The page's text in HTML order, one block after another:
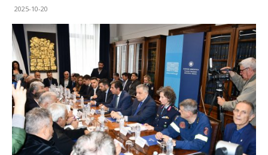
2025-10-20